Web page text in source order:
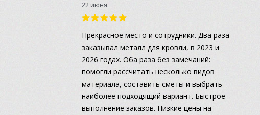
22 июня
Прекрасное место и сотрудники. Два раза
заказывал металл для кровли, в 2023 и
2026 годах. Оба раза без замечаний:
помогли рассчитать несколько видов
материала, составить сметы и выбрать
наиболее подходящий вариант. Быстрое
выполнение заказов. Низкие цены на